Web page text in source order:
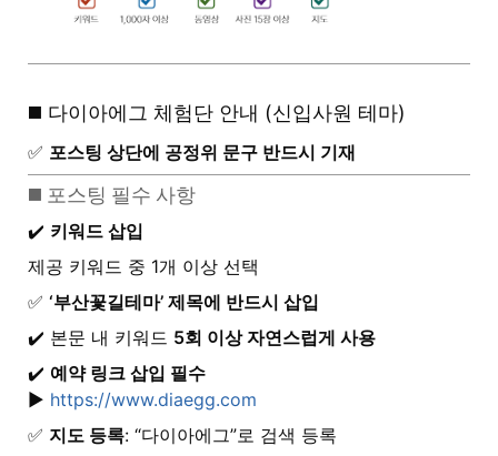
◼️ 다이아에그 체험단 안내 (신입사원 테마)
✅ 포스팅 상단에 공정위 문구 반드시 기재
◼️ 포스팅 필수 사항
✔️ 키워드 삽입
제공 키워드 중 1개 이상 선택
✅ ‘부산꽃길테마’ 제목에 반드시 삽입
✔️ 본문 내 키워드 5회 이상 자연스럽게 사용
✔️ 예약 링크 삽입 필수
▶️ https://www.diaegg.com
✅ 지도 등록: “다이아에그”로 검색 등록